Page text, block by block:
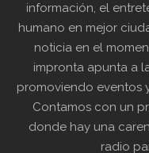
información, el
humano en mejor
noticia en el
impronta apunta a
promoviendo eventos
Contamos con un
donde hay una
radio